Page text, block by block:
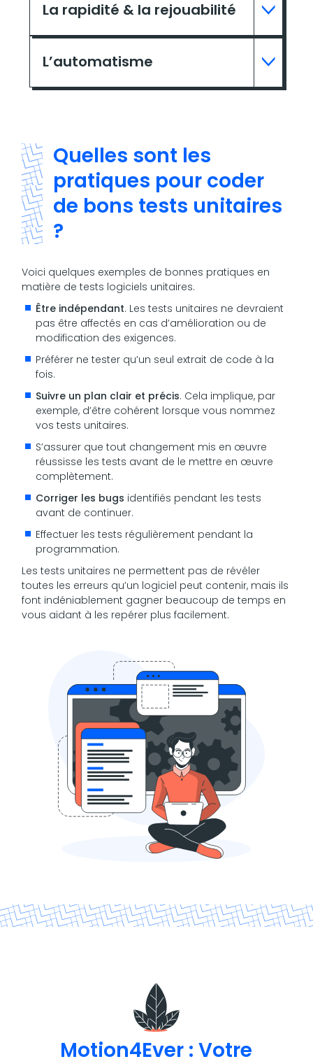
La rapidité & la rejouabilité
L’automatisme
Quelles sont les
pratiques pour coder
de bons tests unitaires
?
Voici quelques exemples de bonnes pratiques en
matière de tests logiciels unitaires.
Être indépendant. Les tests unitaires ne devraient
pas être affectés en cas d’amélioration ou de
modification des exigences.
Préférer ne tester qu’un seul extrait de code à la
fois.
Suivre un plan clair et précis. Cela implique, par
exemple, d’être cohérent lorsque vous nommez
vos tests unitaires.
S’assurer que tout changement mis en œuvre
réussisse les tests avant de le mettre en œuvre
complètement.
Corriger les bugs identifiés pendant les tests
avant de continuer.
Effectuer les tests régulièrement pendant la
programmation.
Les tests unitaires ne permettent pas de révéler
toutes les erreurs qu’un logiciel peut contenir, mais ils
font indéniablement gagner beaucoup de temps en
vous aidant à les repérer plus facilement.
Motion4Ever : Votre